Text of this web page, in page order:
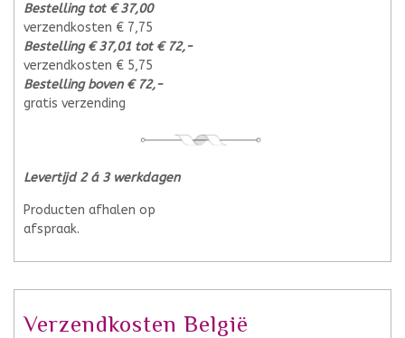
Bestelling tot € 37,00
verzendkosten € 7,75
Bestelling € 37,01 tot € 72,-
verzendkosten € 5,75
Bestelling boven € 72,-
gratis verzending
Levertijd 2 á 3 werkdagen
Producten afhalen op
afspraak.
Verzendkosten België